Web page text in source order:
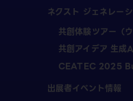
ネクスト ジェネレー
共創体験ツアー（
共創アイデア 生成
CEATEC 2025
出展者イベント情報